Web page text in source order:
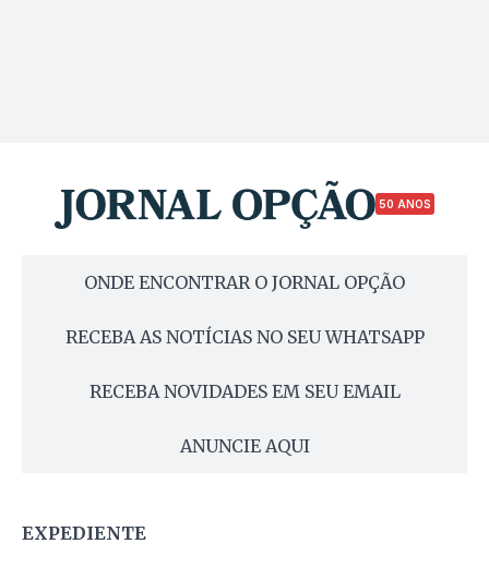
50 ANOS
ONDE ENCONTRAR O JORNAL OPÇÃO
RECEBA AS NOTÍCIAS NO SEU WHATSAPP
RECEBA NOVIDADES EM SEU EMAIL
ANUNCIE AQUI
EXPEDIENTE